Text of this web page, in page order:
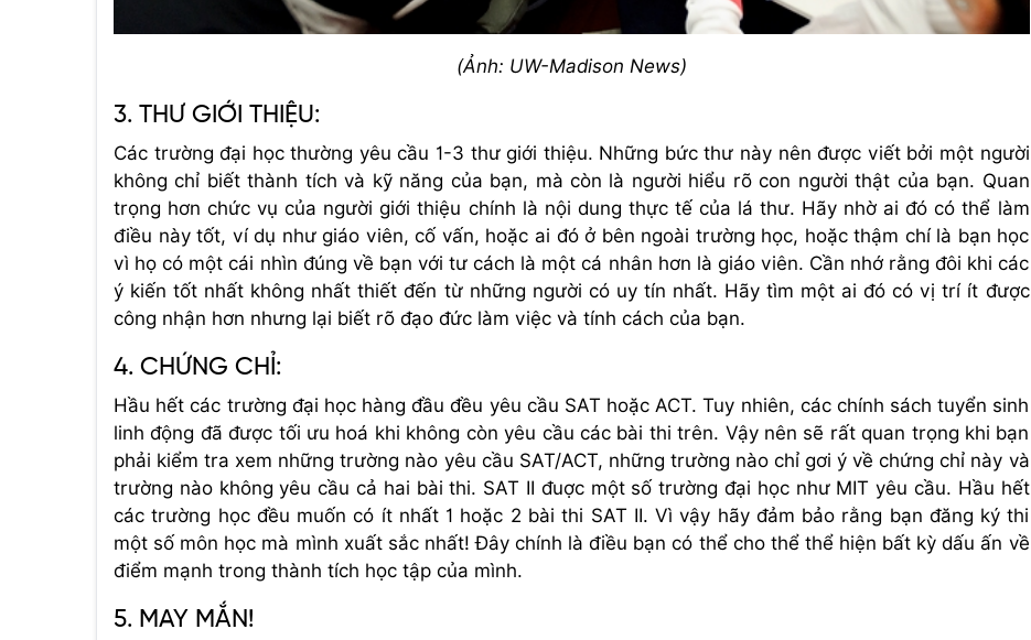
(Ảnh: UW-Madison News)
3. THƯ GIỚI THIỆU:
Các trường đại học thường yêu cầu 1-3 thư giới thiệu. Những bức thư này nên được viết bởi một người
không chỉ biết thành tích và kỹ năng của bạn, mà còn là người hiểu rõ con người thật của bạn. Quan
trọng hơn chức vụ của người giới thiệu chính là nội dung thực tế của lá thư. Hãy nhờ ai đó có thể làm
điều này tốt, ví dụ như giáo viên, cố vấn, hoặc ai đó ở bên ngoài trường học, hoặc thậm chí là bạn học
vì họ có một cái nhìn đúng về bạn với tư cách là một cá nhân hơn là giáo viên. Cần nhớ rằng đôi khi các
ý kiến tốt nhất không nhất thiết đến từ những người có uy tín nhất. Hãy tìm một ai đó có vị trí ít được
công nhận hơn nhưng lại biết rõ đạo đức làm việc và tính cách của bạn.
4. CHỨNG CHỈ:
Hầu hết các trường đại học hàng đầu đều yêu cầu SAT hoặc ACT. Tuy nhiên, các chính sách tuyển sinh
linh động đã được tối ưu hoá khi không còn yêu cầu các bài thi trên. Vậy nên sẽ rất quan trọng khi bạn
phải kiểm tra xem những trường nào yêu cầu SAT/ACT, những trường nào chỉ gơi ý về chứng chỉ này và
trường nào không yêu cầu cả hai bài thi. SAT II đuợc một số trường đại học như MIT yêu cầu. Hầu hết
các trường học đều muốn có ít nhất 1 hoặc 2 bài thi SAT II. Vì vậy hãy đảm bảo rằng bạn đăng ký thi
một số môn học mà mình xuất sắc nhất! Đây chính là điều bạn có thể cho thể thể hiện bất kỳ dấu ấn về
điểm mạnh trong thành tích học tập của mình.
5. MAY MẮN!